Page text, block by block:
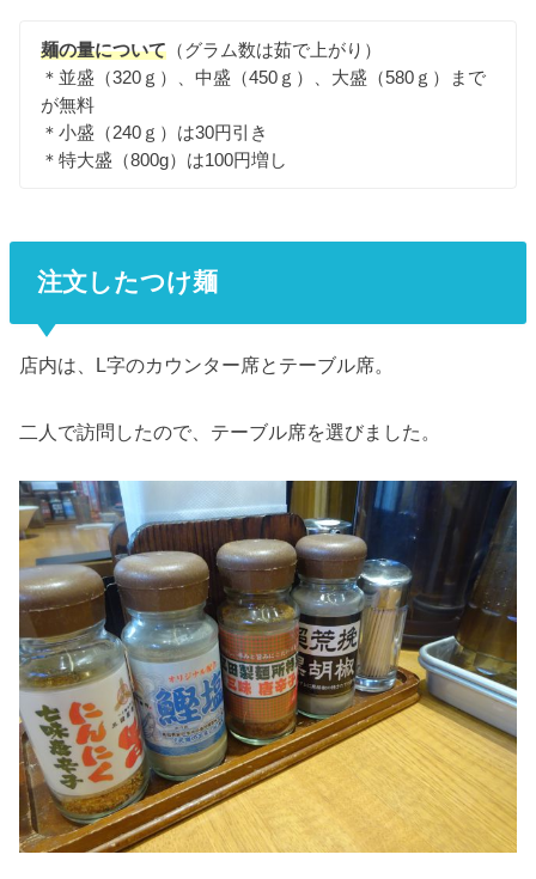
麺の量について （グラム数は茹で上がり）
＊並盛（320ｇ）、中盛（450ｇ）、大盛（580ｇ）まで
が無料
＊小盛（240ｇ）は30円引き
＊特大盛（800g）は100円増し
注文したつけ麺
店内は、L字のカウンター席とテーブル席。
二人で訪問したので、テーブル席を選びました。